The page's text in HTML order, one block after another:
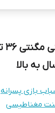
بازی پسرانه
مغناطیسی